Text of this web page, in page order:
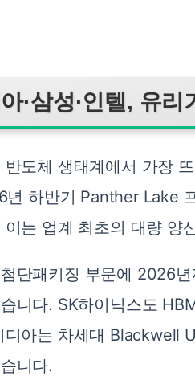
·삼성·인텔, 유
반도체 생태계에서 가장
년 하반기 Panther Lake
이는 업계 최초의 대량 양
단패키징 부문에 2026
니다. SK하이닉스도
디아는 차세대 Blackwell
니다.